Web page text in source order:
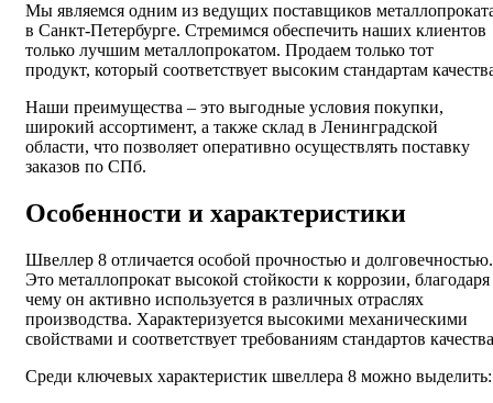
Мы являемся одним из ведущих поставщиков
в Санкт-Петербурге. Стремимся обеспечить наших клиентов
только лучшим металлопрокатом. Продаем только тот
продукт, который соответствует высоким стандартам
Наши преимущества – это выгодные условия покупки,
широкий ассортимент, а также склад в Ленинградской
области, что позволяет оперативно осуществлять поставку
заказов по СПб.
Особенности и характеристики
Швеллер 8 отличается особой прочностью и долговечностью.
Это металлопрокат высокой стойкости к коррозии, благодаря
чему он активно используется в различных отраслях
производства. Характеризуется высокими механическими
свойствами и соответствует требованиям стандартов
Среди ключевых характеристик швеллера 8 можно выделить: